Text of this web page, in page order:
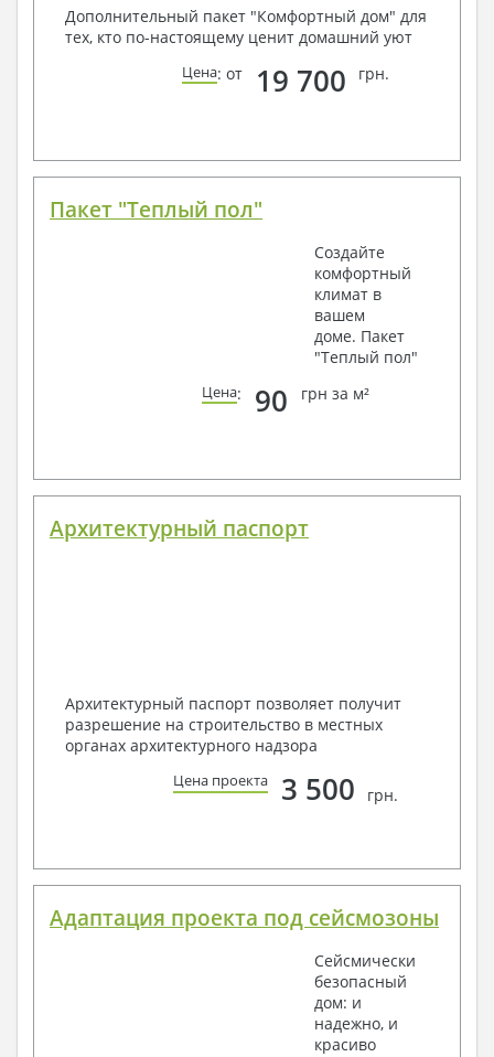
Дополнительный пакет "Комфортный дом" для
тех, кто по-настоящему ценит домашний уют
Цена: от 19 700 грн.
Пакет "Теплый пол"
Создайте
комфортный
климат в
вашем
доме. Пакет
"Теплый пол"
Цена: 90 грн за м²
Архитектурный паспорт
Архитектурный паспорт позволяет получит
разрешение на строительство в местных
органах архитектурного надзора
Цена проекта 3 500 грн.
Адаптация проекта под сейсмозоны
Сейсмически
безопасный
дом: и
надежно, и
красиво